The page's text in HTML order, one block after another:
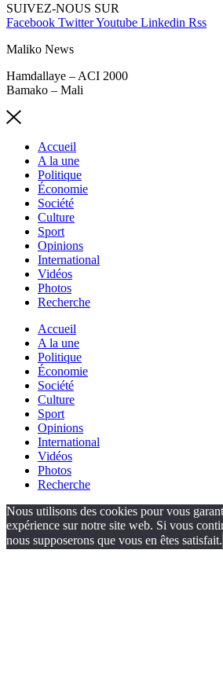
SUIVEZ-NOUS SUR
Facebook TwitterYoutube Linkedin Rss
Maliko News
Hamdallaye – ACI 2000
Bamako – Mali
Accueil
A la une
Politique
Économie
Société
Culture
Sport
Opinions
International
Vidéos
Photos
Recherche
Accueil
A la une
Politique
Économie
Société
Culture
Sport
Opinions
International
Vidéos
Photos
Recherche
Nous utilisons des cookies pour vous
expérience sur notre site web. Si vous
nous supposerons que vous en êtes satisfait.